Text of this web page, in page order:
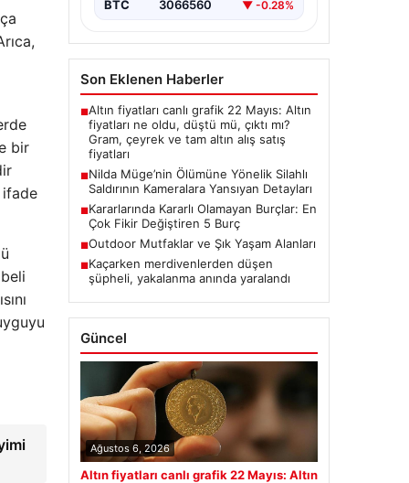
bir
ifade
BTC 3066560 ▼ -0.28%
Son Eklenen Haberler
■Altın fiyatları canlı grafik 22 Mayıs: Altın
fiyatları ne oldu, düştü mü, çıktı mı?
Gram, çeyrek ve tam altın alış satış
fiyatları
■Nilda Müge’nin Ölümüne Yönelik Silahlı
Saldırının Kameralara Yansıyan Detayları
■Kararlarında Kararlı Olamayan Burçlar: En
Çok Fikir Değiştiren 5 Burç
■Outdoor Mutfaklar ve Şık Yaşam Alanları
■Kaçarken merdivenlerden düşen
şüpheli, yakalanma anında yaralandı
Güncel
Ağustos 6, 2026
Altın fiyatları canlı grafik 22 Mayıs: Altın